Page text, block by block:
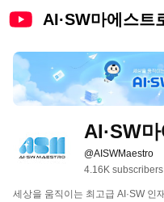
AI·SW마에스트
AI·SW
@AISWMaestro
4.16K subscribers
세상을 움직이는 최고급 AI·SW 인